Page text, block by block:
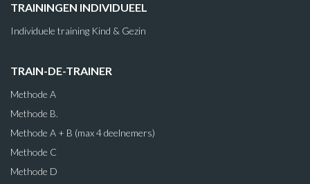
TRAININGEN INDIVIDUEEL
Individuele training Kind & Gezin
TRAIN-DE-TRAINER
Methode A
Methode B.
Methode A + B (max 4 deelnemers)
Methode C
Methode D